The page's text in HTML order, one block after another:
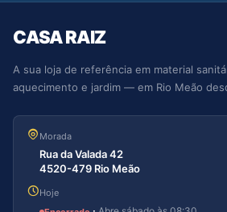
CASA RAIZ
A sua loja de referência em material
aquecimento e jardim — em Rio Meão
Morada
Rua da Valada 42
4520-479 Rio Meão
Hoje